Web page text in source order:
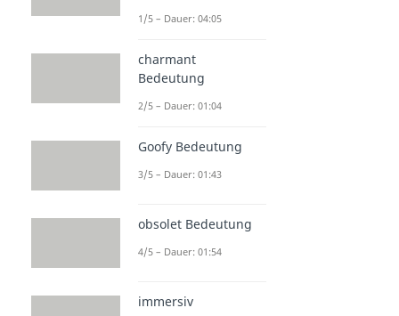
1/5 – Dauer: 04:05
charmant
Bedeutung
2/5 – Dauer: 01:04
Goofy Bedeutung
3/5 – Dauer: 01:43
obsolet Bedeutung
4/5 – Dauer: 01:54
immersiv